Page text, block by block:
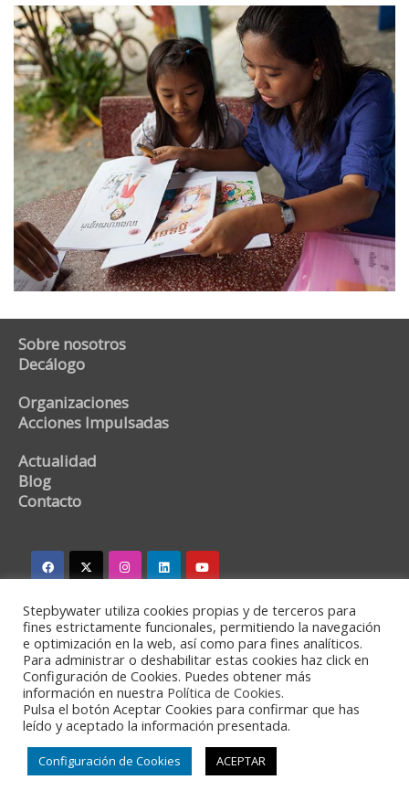
Sobre nosotros
Decálogo
Organizaciones
Acciones Impulsadas
Actualidad
Blog
Contacto
stepbywater@stepbywater.com
+34 682366973
©2020 - Stepbywater -Política de privacidad
Legal
Stepbywater utiliza cookies propias y de terceros para
fines estrictamente funcionales, permitiendo la navegación
e optimización en la web, así como para fines analíticos.
Para administrar o deshabilitar estas cookies haz click en
Configuración de Cookies. Puedes obtener más
información en nuestra Política de Cookies.
Pulsa el botón Aceptar Cookies para confirmar que has
leído y aceptado la información presentada.
Configuración de Cookies ACEPTAR